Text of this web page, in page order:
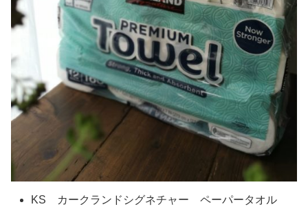
KS カークランドシグネチャー ペーパータオル